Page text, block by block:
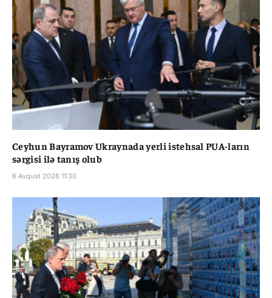
Ceyhun Bayramov Ukraynada yerli istehsal PUA-ların
sərgisi ilə tanış olub
6 Avqust 2026 11:30